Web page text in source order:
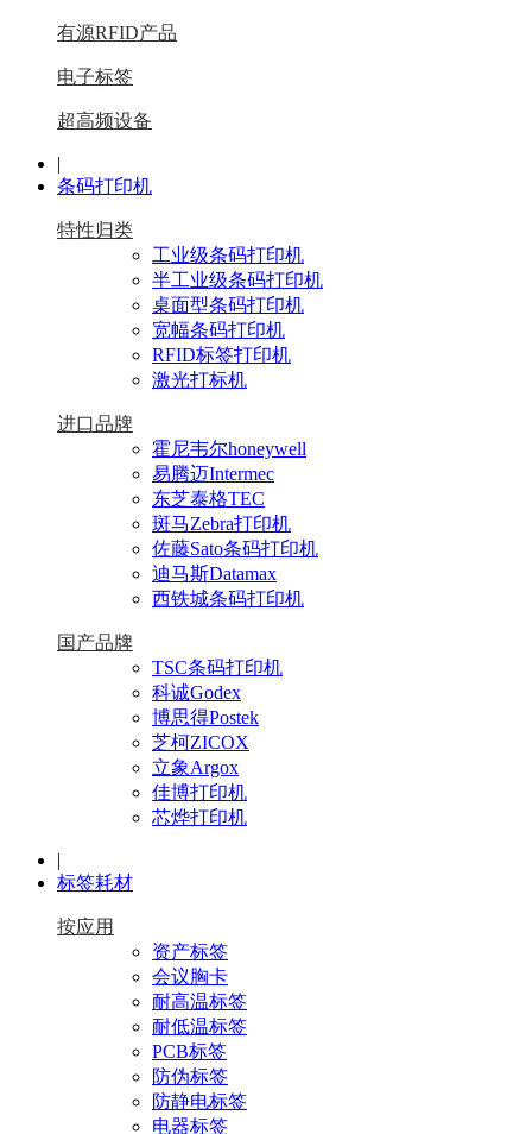
有源RFID产品
电子标签
超高频设备
|
条码打印机
特性归类
工业级条码打印机
半工业级条码打印机
桌面型条码打印机
宽幅条码打印机
RFID标签打印机
激光打标机
进口品牌
霍尼韦尔honeywell
易腾迈Intermec
东芝泰格TEC
斑马Zebra打印机
佐藤Sato条码打印机
迪马斯Datamax
西铁城条码打印机
国产品牌
TSC条码打印机
科诚Godex
博思得Postek
芝柯ZICOX
立象Argox
佳博打印机
芯烨打印机
|
标签耗材
按应用
资产标签
会议胸卡
耐高温标签
耐低温标签
PCB标签
防伪标签
防静电标签
电器标签